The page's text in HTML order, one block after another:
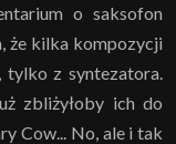
o saksofon
że kilka kompozycji
z syntezatora.
zbliżyłoby ich do
Cow... No, ale i tak